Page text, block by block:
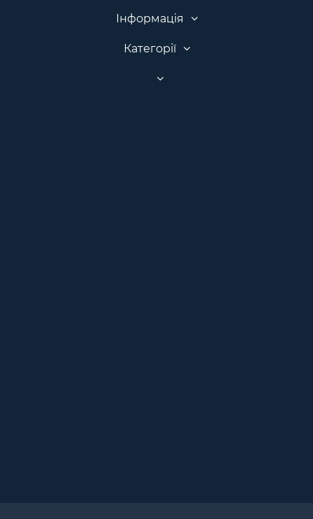
Інформація
Категорії